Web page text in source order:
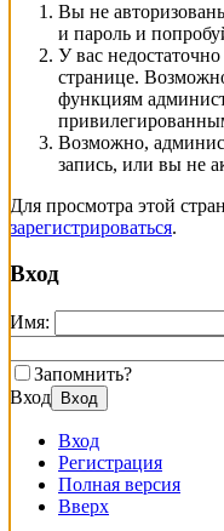
Вы не
и пароль и
У вас
странице.
функциям
Возможно,
запись, или вы не
Для просмотра этой
зарегистрироваться.
Вход
Имя:
Запомнить?
Вход
Вход
Вход
Регистрация
Полная версия
Вверх